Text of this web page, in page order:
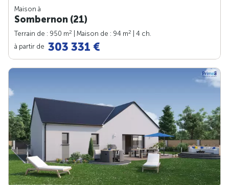
Maison à
Sombernon (21)
Terrain de : 950 m2 | Maison de : 94 m2
| 4 ch.
à partir de 303 331 €